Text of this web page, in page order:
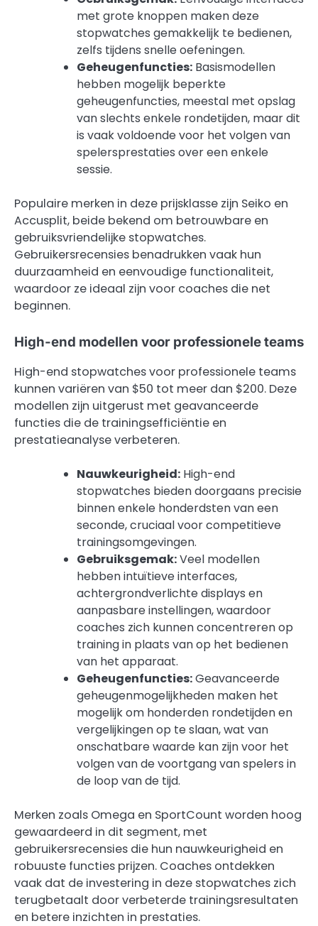
met grote knoppen maken deze
stopwatches gemakkelijk te bedienen,
zelfs tijdens snelle oefeningen.
Geheugenfuncties: Basismodellen
hebben mogelijk beperkte
geheugenfuncties, meestal met opslag
van slechts enkele rondetijden, maar dit
is vaak voldoende voor het volgen van
spelersprestaties over een enkele
sessie.
Populaire merken in deze prijsklasse zijn Seiko en
Accusplit, beide bekend om betrouwbare en
gebruiksvriendelijke stopwatches.
Gebruikersrecensies benadrukken vaak hun
duurzaamheid en eenvoudige functionaliteit,
waardoor ze ideaal zijn voor coaches die net
beginnen.
High-end modellen voor professionele teams
High-end stopwatches voor professionele teams
kunnen variëren van $50 tot meer dan $200. Deze
modellen zijn uitgerust met geavanceerde
functies die de trainingsefficiëntie en
prestatieanalyse verbeteren.
Nauwkeurigheid: High-end
stopwatches bieden doorgaans precisie
binnen enkele honderdsten van een
seconde, cruciaal voor competitieve
trainingsomgevingen.
Gebruiksgemak:Veel modellen
hebben intuïtieve interfaces,
achtergrondverlichte displays en
aanpasbare instellingen, waardoor
coaches zich kunnen concentreren op
training in plaats van op het bedienen
van het apparaat.
Geheugenfuncties:Geavanceerde
geheugenmogelijkheden maken het
mogelijk om honderden rondetijden en
vergelijkingen op te slaan, wat van
onschatbare waarde kan zijn voor het
volgen van de voortgang van spelers in
de loop van de tijd.
Merken zoals Omega en SportCount worden hoog
gewaardeerd in dit segment, met
gebruikersrecensies die hun nauwkeurigheid en
robuuste functies prijzen. Coaches ontdekken
vaak dat de investering in deze stopwatches zich
terugbetaalt door verbeterde trainingsresultaten
en betere inzichten in prestaties.